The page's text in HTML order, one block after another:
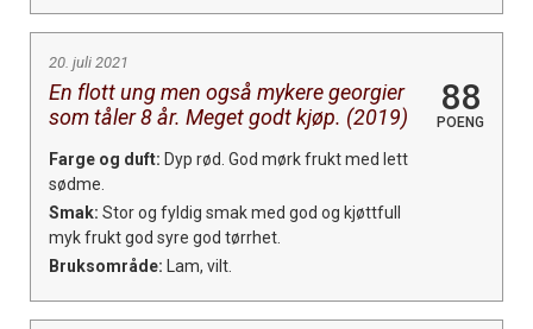
Få ukentlige nyhetsbrev fra
Apéritif
20. juli 2021
En flott ung men også mykere georgier
som tåler 8 år. Meget godt kjøp. (2019)
88
POENG
Farge og duft: Dyp rød. God mørk frukt med lett
sødme.
Smak: Stor og fyldig smak med god og kjøttfull
myk frukt god syre god tørrhet.
Bruksområde: Lam, vilt.